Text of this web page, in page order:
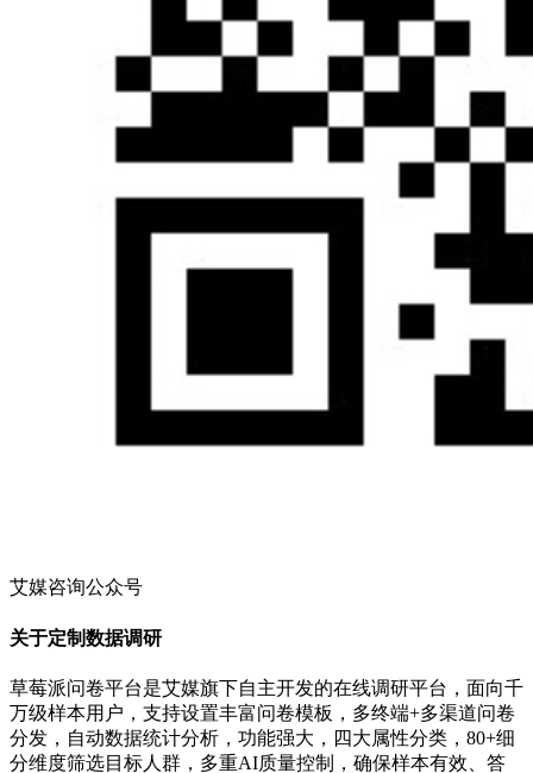
艾媒咨询公众号
关于定制数据调研
草莓派问卷平台是艾媒旗下自主开发的在线调研平台，面向千
万级样本用户，支持设置丰富问卷模板，多终端+多渠道问卷
分发，自动数据统计分析，功能强大，四大属性分类，80+细
分维度筛选目标人群，多重AI质量控制，确保样本有效、答